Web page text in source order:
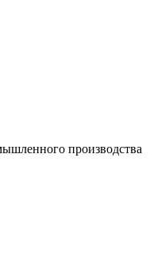
производства